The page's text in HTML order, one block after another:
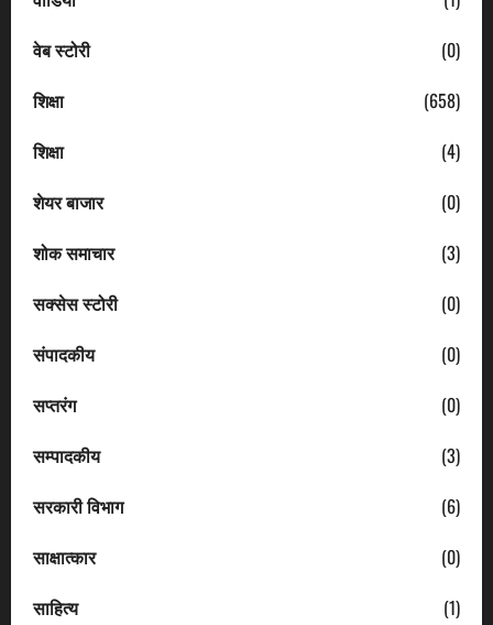
वेब स्टोरी
(0)
शिक्षा
(658)
शिक्षा
(4)
शेयर बाजार
(0)
शोक समाचार
(3)
सक्सेस स्टोरी
(0)
संपादकीय
(0)
सप्तरंग
(0)
सम्पादकीय
(3)
सरकारी विभाग
(6)
साक्षात्कार
(0)
साहित्य
(1)